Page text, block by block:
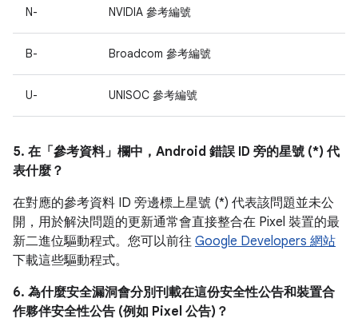
N- NVIDIA 參考編號
B- Broadcom 參考編號
U- UNISOC 參考編號
5. 在「參考資料」 欄中，Android 錯誤 ID 旁的星號 (*) 代
表什麼？
在對應的參考資料 ID 旁邊標上星號 (*) 代表該問題並未公
開，用於解決問題的更新通常會直接整合在 Pixel 裝置的最
新二進位驅動程式。您可以前往 Google Developers 網站
下載這些驅動程式。
6. 為什麼安全漏洞會分別刊載在這份安全性公告和裝置合
作夥伴安全性公告 (例如 Pixel 公告)？